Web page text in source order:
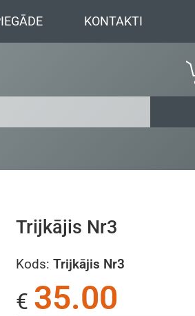
KONTAKTI
Trijkājis Nr3
Kods: Trijkājis Nr3
€ 35.00